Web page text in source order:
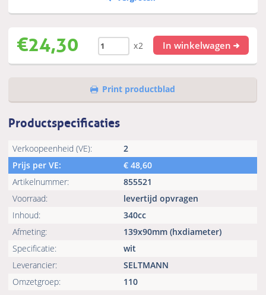
€24,30 x2 In winkelwagen
Print productblad
Productspecificaties
Verkoopeenheid (VE):
2
Prijs per VE:
€48,60
Artikelnummer:
855521
Voorraad:
levertijd opvragen
Inhoud:
340cc
Afmeting:
139x90mm (hxdiameter)
Specificatie:
wit
Leverancier:
SELTMANN
Omzetgroep:
110